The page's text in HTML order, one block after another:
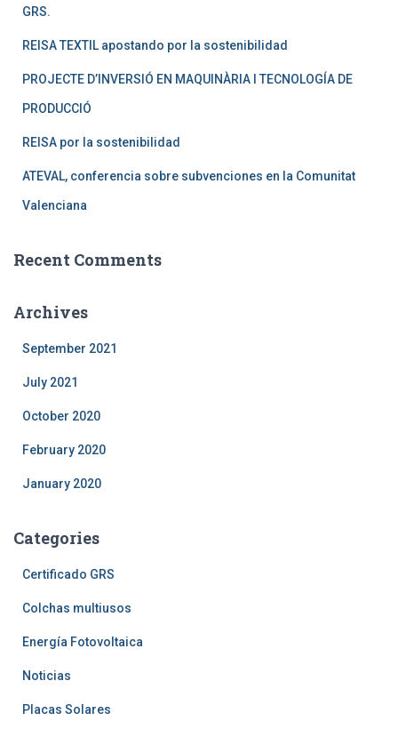
GRS.
REISA TEXTIL apostando por la sostenibilidad
PROJECTE D’INVERSIÓ EN MAQUINÀRIA I TECNOLOGÍA DE
PRODUCCIÓ
REISA por la sostenibilidad
ATEVAL, conferencia sobre subvenciones en la Comunitat
Valenciana
Recent Comments
Archives
September 2021
July 2021
October 2020
February 2020
January 2020
Categories
Certificado GRS
Colchas multiusos
Energía Fotovoltaica
Noticias
Placas Solares